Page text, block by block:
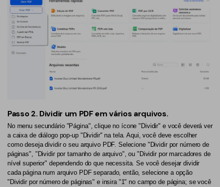
Passo 2. Dividir um PDF em vários arquivos.
No menu secundário "Página", clique no ícone "Dividir" e você deverá ver
a caixa de diálogo pop-up "Dividir" na tela. Aqui, você deve escolher
como deseja dividir o seu arquivo PDF. Selecione "Dividir por número de
páginas", "Dividir por tamanho de arquivo", ou "Dividir por marcadores de
nível superior" dependendo do que necessita. Se você desejar dividir
cada página num arquivo PDF separado, então, selecione a opção
"Dividir por número de páginas" e insira "1" no campo de página; se você